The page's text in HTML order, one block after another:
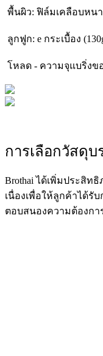
พื้นผิว: ฟิล์มเคลือบหน
ลูกฟูก: e กระเบื้อง
โหลด - ความจุแบริ่งข
การเลือกวัสดุ
Brothai ได้เพิ่มประสิท
เนื่องเพื่อให้ลูกค้าได้รั
ตอบสนองความต้องก